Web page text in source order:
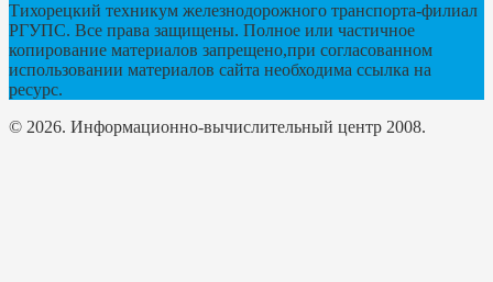
Тихорецкий техникум железнодорожного транспорта-филиал
РГУПС. Все права защищены. Полное или частичное
копирование материалов запрещено,при согласованном
использовании материалов сайта необходима ссылка на
ресурс.
© 2026. Информационно-вычислительный центр 2008.